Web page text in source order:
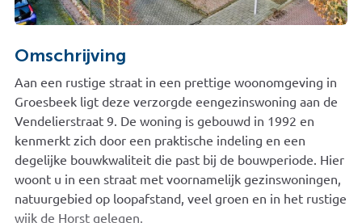
Omschrijving
Aan een rustige straat in een prettige woonomgeving in
Groesbeek ligt deze verzorgde eengezinswoning aan de
Vendelierstraat 9. De woning is gebouwd in 1992 en
kenmerkt zich door een praktische indeling en een
degelijke bouwkwaliteit die past bij de bouwperiode. Hier
woont u in een straat met voornamelijk gezinswoningen,
natuurgebied op loopafstand, veel groen en in het rustige
wijk de Horst gelegen.